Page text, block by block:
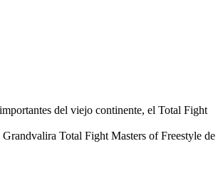
del viejo continente, el Total Fight
Total Fight Masters of Freestyle de